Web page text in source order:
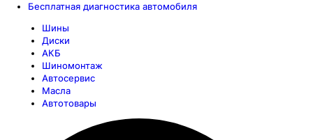
Бесплатная диагностика автомобиля
Шины
Диски
АКБ
Шиномонтаж
Автосервис
Масла
Автотовары